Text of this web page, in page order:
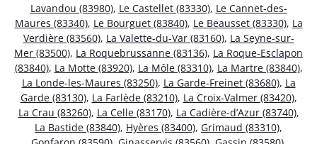
Lavandou (83980), Le Castellet (83330), Le Cannet-des-
Maures (83340), Le Bourguet (83840), Le Beausset (83330), La
Verdière (83560), La Valette-du-Var (83160), La Seyne-sur-
Mer (83500), La Roquebrussanne (83136), La Roque-Esclapon
(83840), La Motte (83920), La Môle (83310), La Martre (83840),
La Londe-les-Maures (83250), La Garde-Freinet (83680), La
Garde (83130), La Farlède (83210), La Croix-Valmer (83420),
La Crau (83260), La Celle (83170), La Cadière-d’Azur (83740),
La Bastide (83840), Hyères (83400), Grimaud (83310),